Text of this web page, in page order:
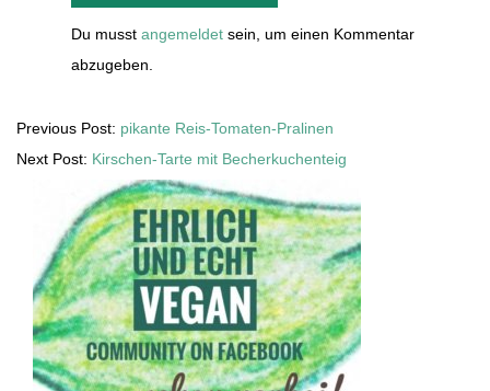
Du musst angemeldet sein, um einen Kommentar
abzugeben.
Previous Post: pikante Reis-Tomaten-Pralinen
Next Post: Kirschen-Tarte mit Becherkuchenteig
Secondary
Sidebar